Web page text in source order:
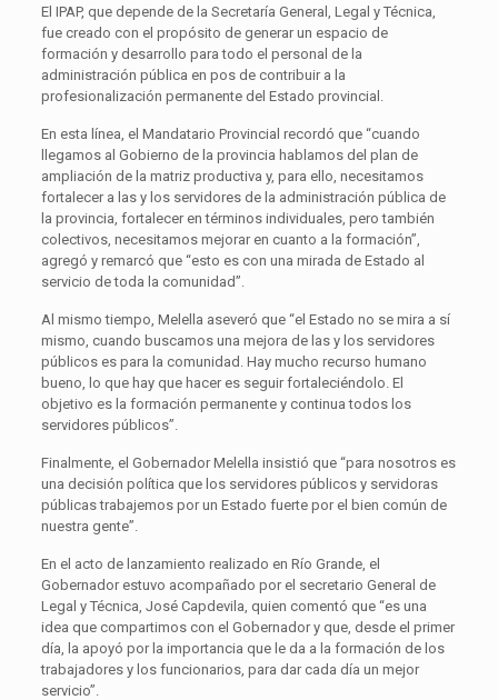
El IPAP, que depende de la Secretaría General, Legal y Técnica,
fue creado con el propósito de generar un espacio de
formación y desarrollo para todo el personal de la
administración pública en pos de contribuir a la
profesionalización permanente del Estado provincial.
En esta línea, el Mandatario Provincial recordó que “cuando
llegamos al Gobierno de la provincia hablamos del plan de
ampliación de la matriz productiva y, para ello, necesitamos
fortalecer a las y los servidores de la administración pública de
la provincia, fortalecer en términos individuales, pero también
colectivos, necesitamos mejorar en cuanto a la formación”,
agregó y remarcó que “esto es con una mirada de Estado al
servicio de toda la comunidad”.
Al mismo tiempo, Melella aseveró que “el Estado no se mira a sí
mismo, cuando buscamos una mejora de las y los servidores
públicos es para la comunidad. Hay mucho recurso humano
bueno, lo que hay que hacer es seguir fortaleciéndolo. El
objetivo es la formación permanente y continua todos los
servidores públicos”.
Finalmente, el Gobernador Melella insistió que “para nosotros es
una decisión política que los servidores públicos y servidoras
públicas trabajemos por un Estado fuerte por el bien común de
nuestra gente”.
En el acto de lanzamiento realizado en Río Grande, el
Gobernador estuvo acompañado por el secretario General de
Legal y Técnica, José Capdevila, quien comentó que “es una
idea que compartimos con el Gobernador y que, desde el primer
día, la apoyó por la importancia que le da a la formación de los
trabajadores y los funcionarios, para dar cada día un mejor
servicio”.